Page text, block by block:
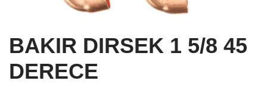
BAKIR DIRSEK 1 5/8 45
DERECE